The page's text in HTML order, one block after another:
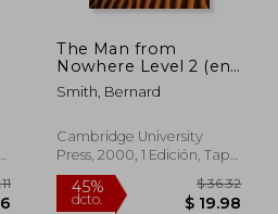
The Man from
Nowhere Level 2 (en
Inglés)
Smith, Bernard
Cambridge University
Press, 2000, 1 Edición, Tapa
Blanda, Nuevo